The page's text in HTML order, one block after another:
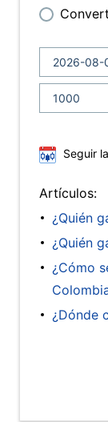
Seguir
Artículos:
¿Quién
¿Quién
¿Cómo
¿Dónde